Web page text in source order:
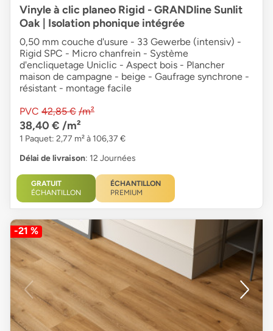
Vinyle à clic planeo Rigid - GRANDline Sunlit
Oak | Isolation phonique intégrée
0,50 mm couche d'usure - 33 Gewerbe (intensiv) -
Rigid SPC - Micro chanfrein - Système
d'encliquetage Uniclic - Aspect bois - Plancher
maison de campagne - beige - Gaufrage synchrone -
résistant - montage facile
PVC 42,85 € /m²
38,40 € /m²
1 Paquet: 2,77 m² à 106,37 €
Délai de livraison: 12 Journées
GRATUIT
ÉCHANTILLON
ÉCHANTILLON
PREMIUM
-21 %